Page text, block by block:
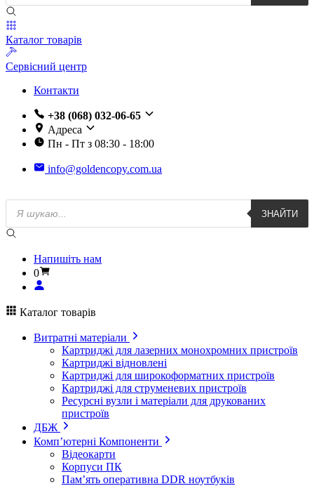
Каталог товарів
Сервісний центр
Контакти
+38 (068) 032-06-65
Адреса
Пн - Пт з 08:30 - 18:00
info@goldencopy.com.ua
Пошук
товарів
ЗНАЙТИ
Напишіть нам
0
Каталог товарів
Витратні матеріали
Картриджі для лазерних монохромних пристроїв
Картриджі відновлені
Картриджі для широкоформатних пристроїв
Картриджі для струменевих пристроїв
Ресурсні вузли і матеріали для друкованих
пристроїв
ДБЖ
Комп’ютерні Компоненти
Відеокарти
Корпуси ПК
Пам’ять оперативна DDR ноутбуків